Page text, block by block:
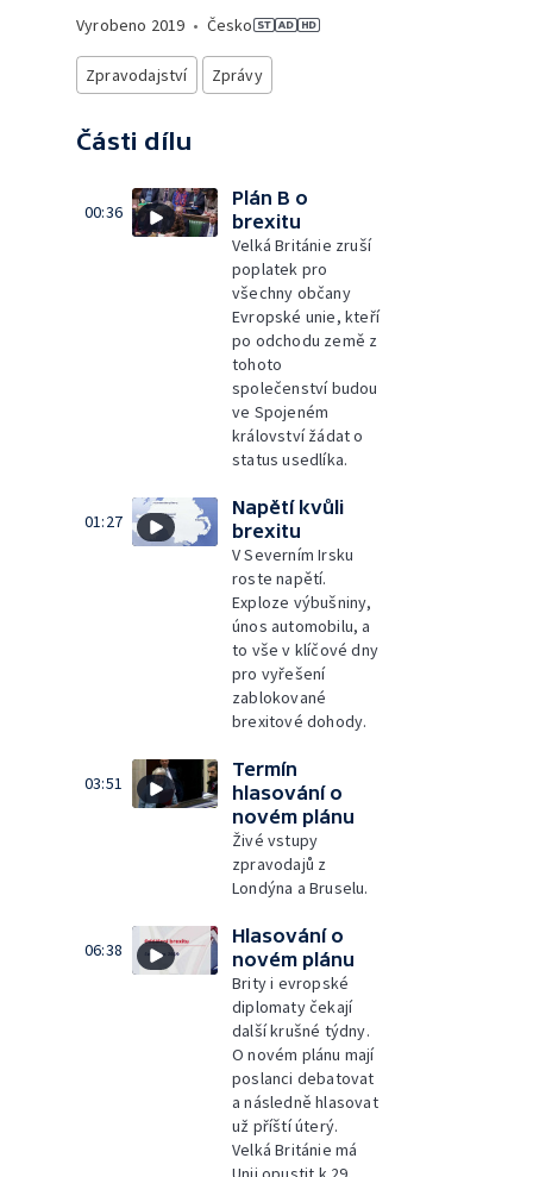
Vyrobeno 2019 • Česko
Zpravodajství Zprávy
Části dílu
00:36
Plán B o
brexitu
Velká Británie zruší
poplatek pro
všechny občany
Evropské unie, kteří
po odchodu země z
tohoto
společenství budou
ve Spojeném
království žádat o
status usedlíka.
01:27
Napětí kvůli
brexitu
V Severním Irsku
roste napětí.
Exploze výbušniny,
únos automobilu, a
to vše v klíčové dny
pro vyřešení
zablokované
brexitové dohody.
03:51
Termín
hlasování o
novém plánu
Živé vstupy
zpravodajů z
Londýna a Bruselu.
06:38
Hlasování o
novém plánu
Brity i evropské
diplomaty čekají
další krušné týdny.
O novém plánu mají
poslanci debatovat
a následně hlasovat
už příští úterý.
Velká Británie má